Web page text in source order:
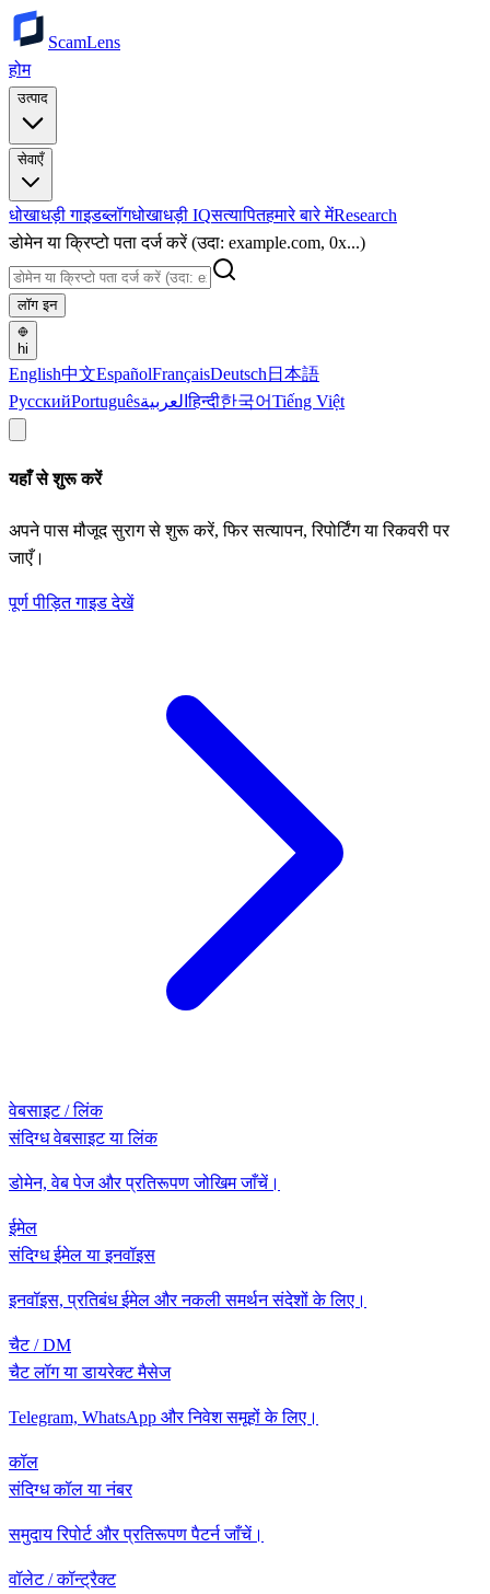
ScamLens
होम
उत्पाद
सेवाएँ
धोखाधड़ी गाइडब्लॉगधोखाधड़ी IQसत्यापितहमारे बारे मेंResearch
डोमेन या क्रिप्टो पता दर्ज करें (उदा: example.com, 0x...)
लॉग इन
hi
English中文EspañolFrançaisDeutsch 日本語
РусскийPortuguêsالعربيةहिन्दी한국어Tiếng Việt
यहाँ से शुरू करें
अपने पास मौजूद सुराग से शुरू करें, फिर सत्यापन, रिपोर्टिंग या रिकवरी पर
जाएँ।
पूर्ण पीड़ित गाइड देखें
वेबसाइट / लिंक
संदिग्ध वेबसाइट या लिंक
डोमेन, वेब पेज और प्रतिरूपण जोखिम जाँचें।
ईमेल
संदिग्ध ईमेल या इनवॉइस
इनवॉइस, प्रतिबंध ईमेल और नकली समर्थन संदेशों के लिए।
चैट / DM
चैट लॉग या डायरेक्ट मैसेज
Telegram, WhatsApp और निवेश समूहों के लिए।
कॉल
संदिग्ध कॉल या नंबर
समुदाय रिपोर्ट और प्रतिरूपण पैटर्न जाँचें।
वॉलेट / कॉन्ट्रैक्ट